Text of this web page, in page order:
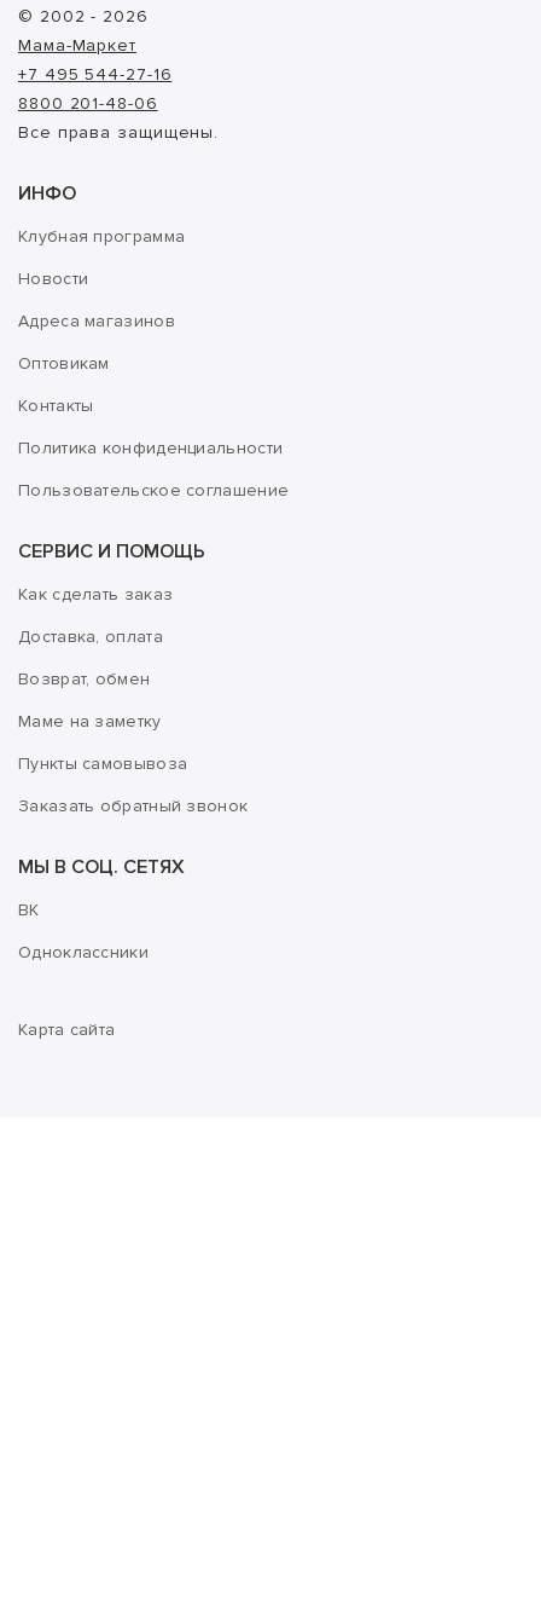
© 2002 - 2026
Мама-Маркет
+7 495 544-27-16
8800 201-48-06
Все права защищены.
ИНФО
Клубная программа
Новости
Адреса магазинов
Оптовикам
Контакты
Политика конфиденциальности
Пользовательское соглашение
СЕРВИС И ПОМОЩЬ
Как сделать заказ
Доставка, оплата
Возврат, обмен
Маме на заметку
Пункты самовывоза
Заказать обратный звонок
МЫ В СОЦ. СЕТЯХ
ВК
Одноклассники
Карта сайта